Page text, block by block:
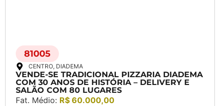
81005
CENTRO, DIADEMA
VENDE-SE TRADICIONAL PIZZARIA DIADEMA
COM 30 ANOS DE HISTÓRIA – DELIVERY E
SALÃO COM 80 LUGARES
Fat. Médio: R$ 60.000,00